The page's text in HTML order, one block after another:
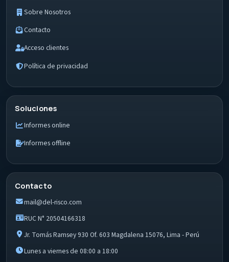
Sobre Nosotros
Contacto
Acceso clientes
Política de privacidad
Soluciones
Informes online
Informes offline
Contacto
mail@del-risco.com
RUC N° 20504166318
Jr. Tomás Ramsey 930 Of. 603 Magdalena 15076, Lima - Perú
Lunes a viernes de 08:00 a 18:00